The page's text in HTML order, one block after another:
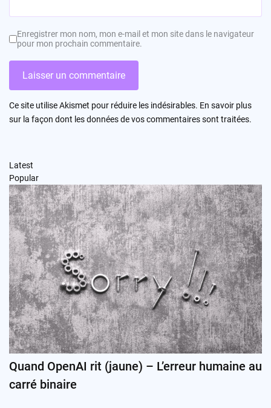
Enregistrer mon nom, mon e-mail et mon site dans le navigateur
pour mon prochain commentaire.
Ce site utilise Akismet pour réduire les indésirables. En savoir plus
sur la façon dont les données de vos commentaires sont traitées.
Latest
Popular
Quand OpenAI rit (jaune) – L’erreur humaine au
carré binaire